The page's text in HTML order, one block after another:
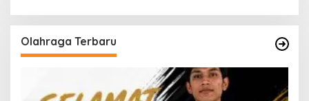
Olahraga Terbaru